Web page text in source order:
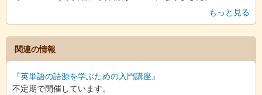
もっと見る
関連の情報
『英単語の語源を学ぶための入門講座』
不定期で開催しています。